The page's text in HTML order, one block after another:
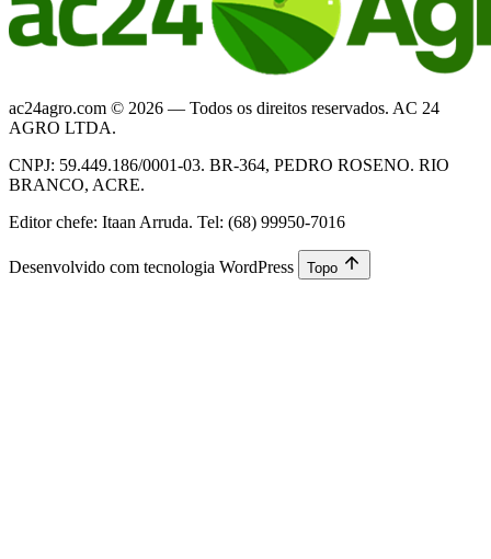
ac24agro.com © 2026 — Todos os direitos reservados. AC 24
AGRO LTDA.
CNPJ: 59.449.186/0001-03. BR-364, PEDRO ROSENO. RIO
BRANCO, ACRE.
Editor chefe: Itaan Arruda. Tel: (68) 99950-7016
Desenvolvido com tecnologia WordPress Topo